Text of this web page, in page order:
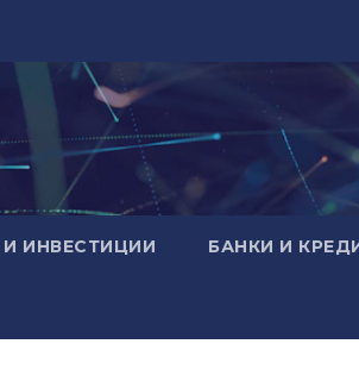
И ИНВЕСТИЦИИ БАНКИ И